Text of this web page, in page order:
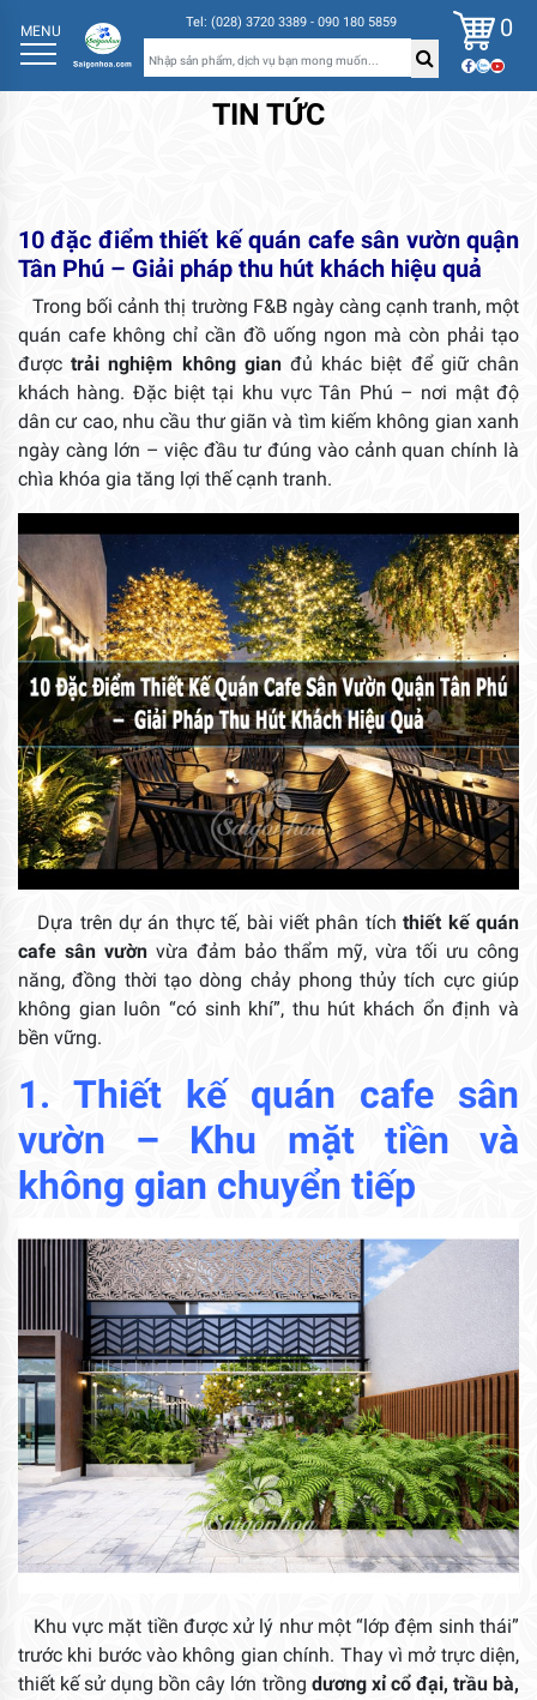
MENU Tel: (028) 3720 3389 - 090 180 5859 0
TIN TỨC
10 đặc điểm thiết kế quán cafe sân vườn quận
Tân Phú – Giải pháp thu hút khách hiệu quả
Trong bối cảnh thị trường F&B ngày càng cạnh tranh, một
quán cafe không chỉ cần đồ uống ngon mà còn phải tạo
đượctrải nghiệm không gianđủ khác biệt để giữ chân
khách hàng. Đặc biệt tại khu vực Tân Phú – nơi mật độ
dân cư cao, nhu cầu thư giãn và tìm kiếm không gian xanh
ngày càng lớn – việc đầu tư đúng vào cảnh quan chính là
chìa khóa gia tăng lợi thế cạnh tranh.
Dựa trên dự án thực tế, bài viết phân tíchthiết kế quán
cafe sân vườnvừa đảm bảo thẩm mỹ, vừa tối ưu công
năng, đồng thời tạo dòng chảy phong thủy tích cực giúp
không gian luôn “có sinh khí”, thu hút khách ổn định và
bền vững.
1. Thiết kế quán cafe sân
vườn – Khu mặt tiền và
không gian chuyển tiếp
Khu vực mặt tiền được xử lý như một “lớp đệm sinh thái”
trước khi bước vào không gian chính. Thay vì mở trực diện,
thiết kế sử dụng bồn cây lớn trồng dương xỉ cổ đại, trầu bà,